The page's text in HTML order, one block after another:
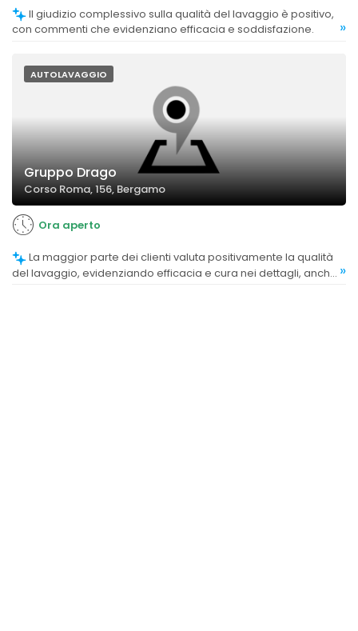
con commenti che evidenziano efficacia e soddisfazione.
»
AUTOLAVAGGIO
Gruppo Drago
Corso Roma, 156, Bergamo
Ora aperto
del lavaggio, evidenziando efficacia e cura nei dettagli, anche »